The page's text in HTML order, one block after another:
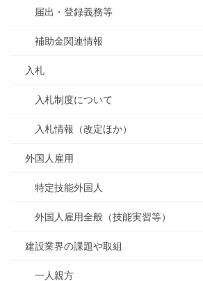
届出・登録義務等
補助金関連情報
入札
入札制度について
入札情報（改定ほか）
外国人雇用
特定技能外国人
外国人雇用全般（技能実習等）
建設業界の課題や取組
一人親方